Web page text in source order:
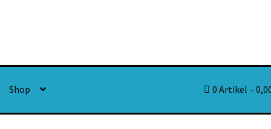
Shop 0 Artikel